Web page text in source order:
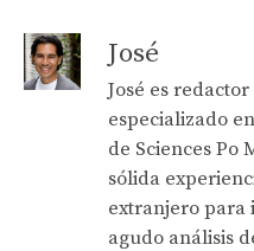
José
José es
especializado
de Sciences Po
sólida
extranjero para
agudo análisis